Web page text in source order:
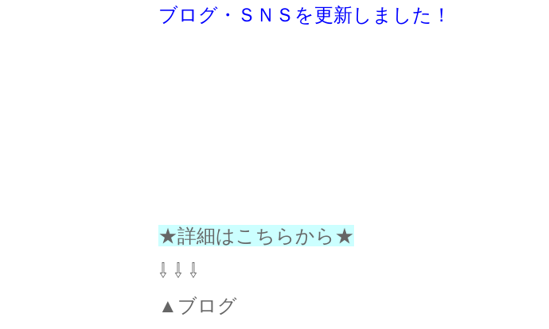
ブログ・ＳＮＳを更新しました！
★詳細はこちらから★
⇩ ⇩ ⇩
▲ブログ